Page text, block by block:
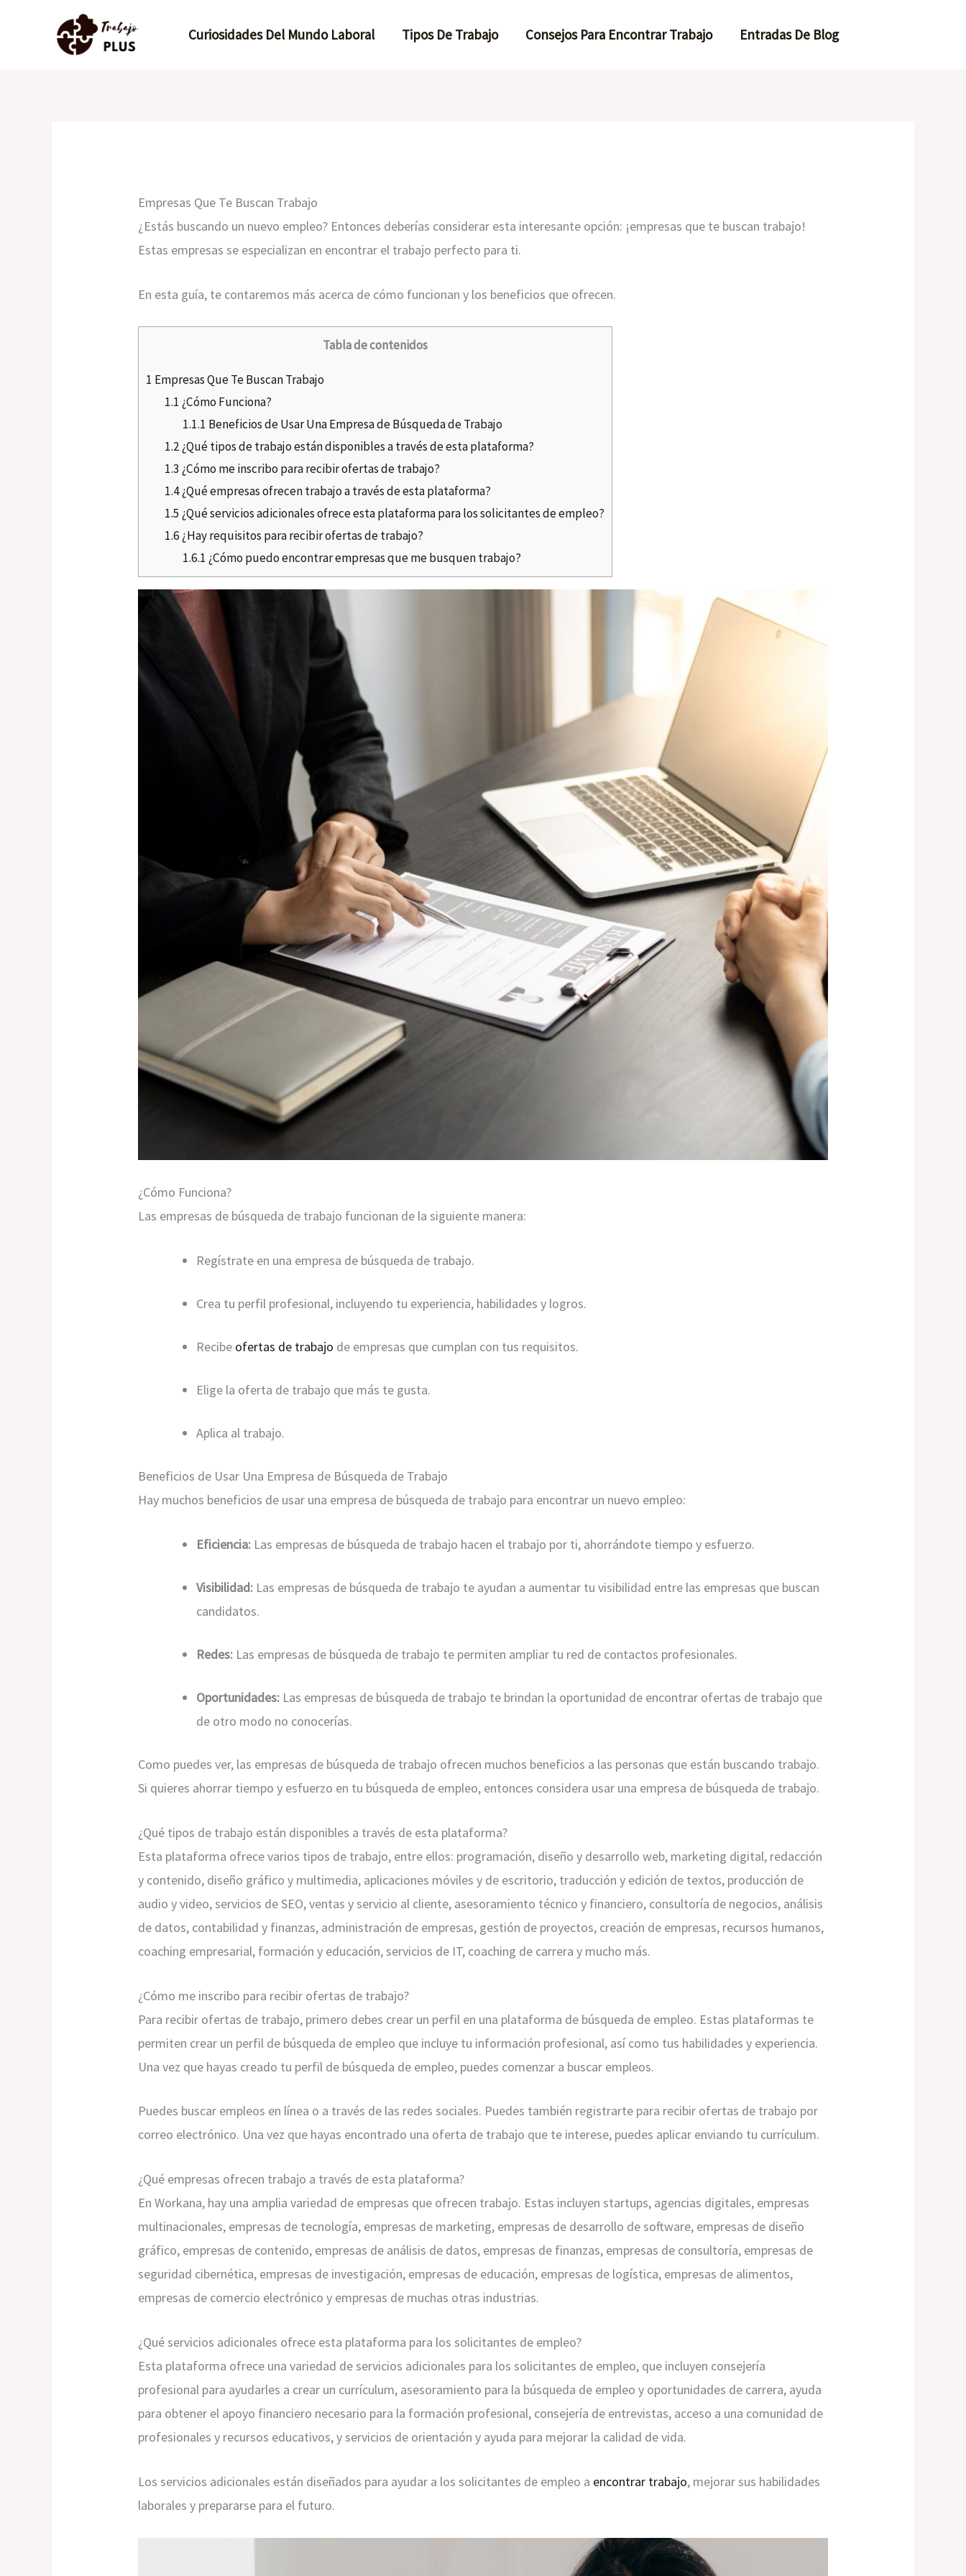
Curiosidades Del Mundo Laboral Tipos De Trabajo Consejos Para Encontrar Trabajo Entradas De Blog
Empresas Que Te Buscan Trabajo
¿Estás buscando un nuevo empleo? Entonces deberías considerar esta interesante opción: ¡empresas que te buscan trabajo!
Estas empresas se especializan en encontrar el trabajo perfecto para ti.
En esta guía, te contaremos más acerca de cómo funcionan y los beneficios que ofrecen.
Tabla de contenidos
1 Empresas Que Te Buscan Trabajo
1.1 ¿Cómo Funciona?
1.1.1 Beneficios de Usar Una Empresa de Búsqueda de Trabajo
1.2¿Qué tipos de trabajo están disponibles a través de esta plataforma?
1.3 ¿Cómo me inscribo para recibir ofertas de trabajo?
1.4¿Qué empresas ofrecen trabajo a través de esta plataforma?
1.5 ¿Qué servicios adicionales ofrece esta plataforma para los solicitantes de empleo?
1.6¿Hay requisitos para recibir ofertas de trabajo?
1.6.1 ¿Cómo puedo encontrar empresas que me busquen trabajo?
¿Cómo Funciona?
Las empresas de búsqueda de trabajo funcionan de la siguiente manera:
Regístrate en una empresa de búsqueda de trabajo.
Crea tu perfil profesional, incluyendo tu experiencia, habilidades y logros.
Recibe ofertas de trabajo de empresas que cumplan con tus requisitos.
Elige la oferta de trabajo que más te gusta.
Aplica al trabajo.
Beneficios de Usar Una Empresa de Búsqueda de Trabajo
Hay muchos beneficios de usar una empresa de búsqueda de trabajo para encontrar un nuevo empleo:
Eficiencia: Las empresas de búsqueda de trabajo hacen el trabajo por ti, ahorrándote tiempo y esfuerzo.
Visibilidad: Las empresas de búsqueda de trabajo te ayudan a aumentar tu visibilidad entre las empresas que buscan
candidatos.
Redes: Las empresas de búsqueda de trabajo te permiten ampliar tu red de contactos profesionales.
Oportunidades: Las empresas de búsqueda de trabajo te brindan la oportunidad de encontrar ofertas de trabajo que
de otro modo no conocerías.
Como puedes ver, las empresas de búsqueda de trabajo ofrecen muchos beneficios a las personas que están buscando trabajo.
Si quieres ahorrar tiempo y esfuerzo en tu búsqueda de empleo, entonces considera usar una empresa de búsqueda de trabajo.
¿Qué tipos de trabajo están disponibles a través de esta plataforma?
Esta plataforma ofrece varios tipos de trabajo, entre ellos: programación, diseño y desarrollo web, marketing digital, redacción
y contenido, diseño gráfico y multimedia, aplicaciones móviles y de escritorio, traducción y edición de textos, producción de
audio y video, servicios de SEO, ventas y servicio al cliente, asesoramiento técnico y financiero, consultoría de negocios, análisis
de datos, contabilidad y finanzas, administración de empresas, gestión de proyectos, creación de empresas, recursos humanos,
coaching empresarial, formación y educación, servicios de IT, coaching de carrera y mucho más.
¿Cómo me inscribo para recibir ofertas de trabajo?
Para recibir ofertas de trabajo, primero debes crear un perfil en una plataforma de búsqueda de empleo. Estas plataformas te
permiten crear un perfil de búsqueda de empleo que incluye tu información profesional, así como tus habilidades y experiencia.
Una vez que hayas creado tu perfil de búsqueda de empleo, puedes comenzar a buscar empleos.
Puedes buscar empleos en línea o a través de las redes sociales. Puedes también registrarte para recibir ofertas de trabajo por
correo electrónico. Una vez que hayas encontrado una oferta de trabajo que te interese, puedes aplicar enviando tu currículum.
¿Qué empresas ofrecen trabajo a través de esta plataforma?
En Workana, hay una amplia variedad de empresas que ofrecen trabajo. Estas incluyen startups, agencias digitales, empresas
multinacionales, empresas de tecnología, empresas de marketing, empresas de desarrollo de software, empresas de diseño
gráfico, empresas de contenido, empresas de análisis de datos, empresas de finanzas, empresas de consultoría, empresas de
seguridad cibernética, empresas de investigación, empresas de educación, empresas de logística, empresas de alimentos,
empresas de comercio electrónico y empresas de muchas otras industrias.
¿Qué servicios adicionales ofrece esta plataforma para los solicitantes de empleo?
Esta plataforma ofrece una variedad de servicios adicionales para los solicitantes de empleo, que incluyen consejería
profesional para ayudarles a crear un currículum, asesoramiento para la búsqueda de empleo y oportunidades de carrera, ayuda
para obtener el apoyo financiero necesario para la formación profesional, consejería de entrevistas, acceso a una comunidad de
profesionales y recursos educativos, y servicios de orientación y ayuda para mejorar la calidad de vida.
Los servicios adicionales están diseñados para ayudar a los solicitantes de empleo a encontrar trabajo, mejorar sus habilidades
laborales y prepararse para el futuro.